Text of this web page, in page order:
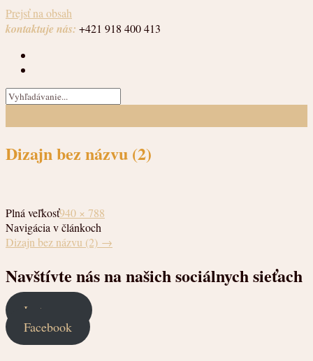
Prejsť na obsah
kontaktuje nás: +421 918 400 413
Dizajn bez názvu (2)
Plná veľkosť940 × 788
Navigácia v článkoch
Dizajn bez názvu (2) →
Navštívte nás na našich sociálnych sieťach
Instagram
Facebook